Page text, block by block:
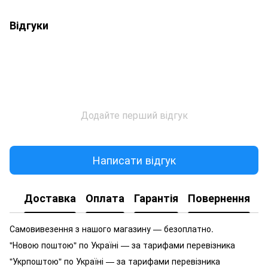
Відгуки
Додайте перший відгук
Написати відгук
Доставка Оплата Гарантія Повернення
Самовивезення з нашого магазину — безоплатно.
"Новою поштою" по Україні — за тарифами перевізника
"Укрпоштою" по Україні — за тарифами перевізника